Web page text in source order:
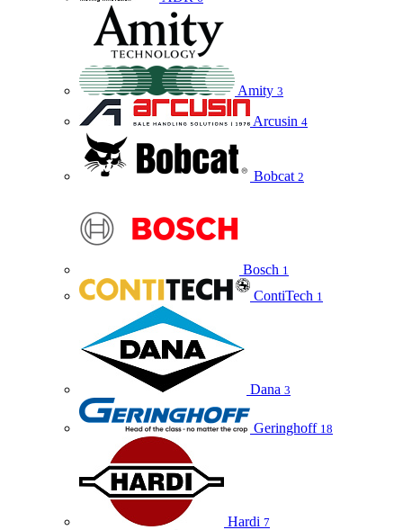
Amity 3
Arcusin 4
Bobcat 2
Bosch 1
ContiTech 1
Dana 3
Geringhoff 18
Hardi 7